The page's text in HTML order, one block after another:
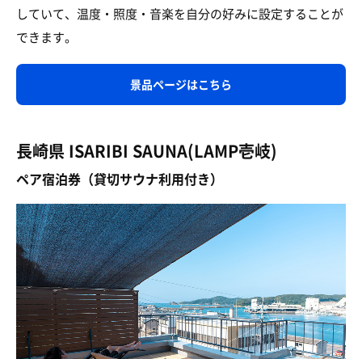
していて、温度・照度・音楽を自分の好みに設定することが
できます。
景品ページはこちら
長崎県 ISARIBI SAUNA(LAMP壱岐)
ペア宿泊券（貸切サウナ利用付き）